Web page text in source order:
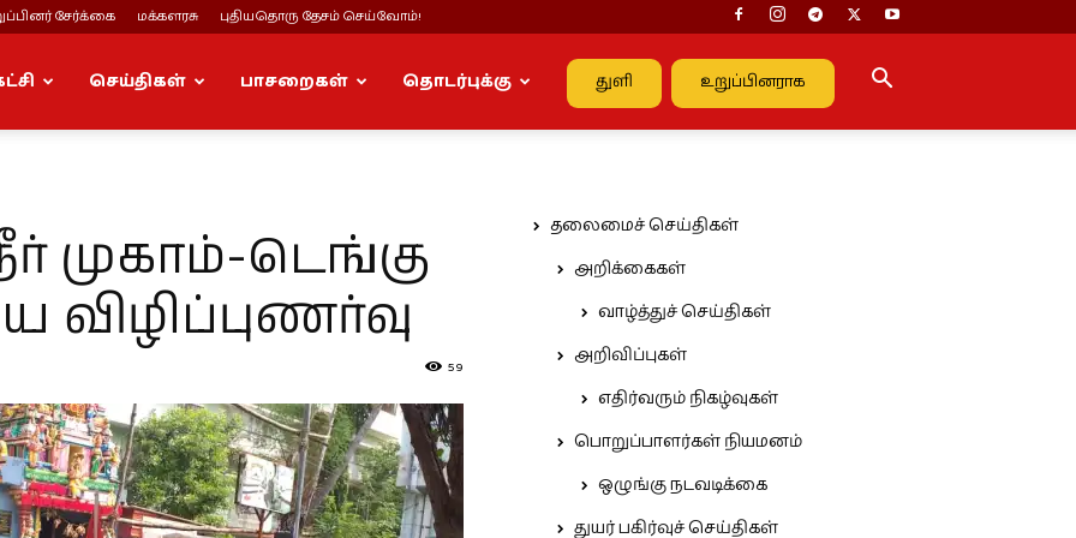
சேர்க்கை மக்களரசு புதியதொரு தேசம் செய்வோம்!
துளி உறுப்பினராக
செய்திகள் பாசறைகள் தொடர்புக்கு
முகாம்-டெங்கு
விழிப்புணர்வு
59
தலைமைச் செய்திகள்
அறிக்கைகள்
வாழ்த்துச் செய்திகள்
அறிவிப்புகள்
எதிர்வரும் நிகழ்வுகள்
பொறுப்பாளர்கள் நியமனம்
ஒழுங்கு நடவடிக்கை
துயர் பகிர்வுச் செய்திகள்